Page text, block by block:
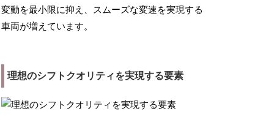
変動を最小限に抑え、スムーズな変速を実現する
車両が増えています。
理想のシフトクオリティを実現する要素